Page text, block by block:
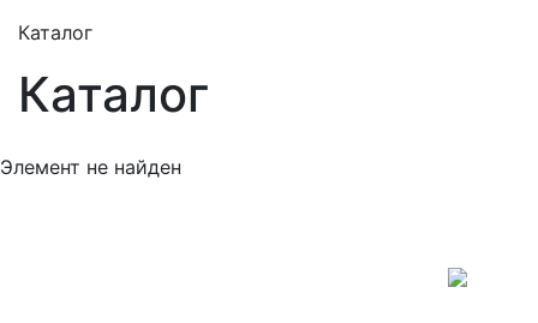
Каталог
Каталог
Элемент не найден